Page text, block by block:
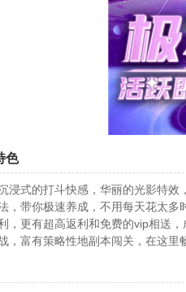
色
浸式的打斗快感，华丽的光影特效
，带你极速养成，不用每天花太多
，更有超高返利和免费的vip相送
，富有策略性地副本闯关，在这里